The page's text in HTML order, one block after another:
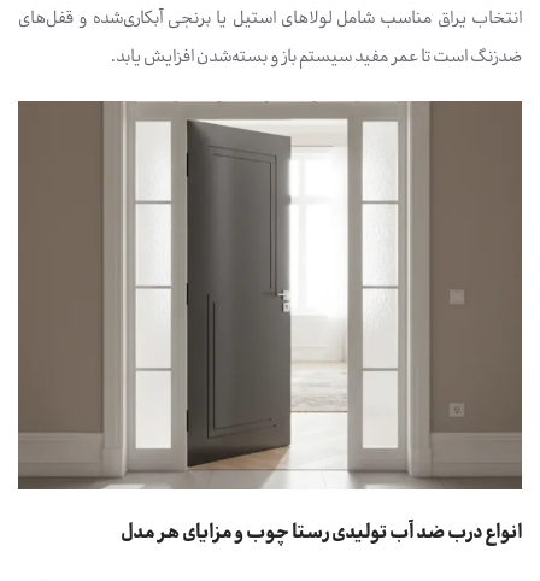
انتخاب یراق مناسب شامل لولاهای استیل یا برنجی آبکاری‌شده و قفل‌های
ضدزنگ است تا عمر مفید سیستم باز و بسته‌شدن افزایش یابد.
انواع درب ضد آب تولیدی رستا چوب و مزایای هر مدل